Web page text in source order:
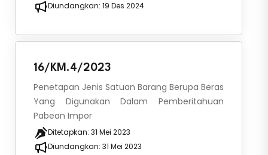
Diundangkan: 19 Des 2024
16/KM.4/2023
Penetapan Jenis Satuan Barang Berupa Beras
Yang Digunakan Dalam Pemberitahuan
Pabean Impor
Ditetapkan: 31 Mei 2023
Diundangkan: 31 Mei 2023